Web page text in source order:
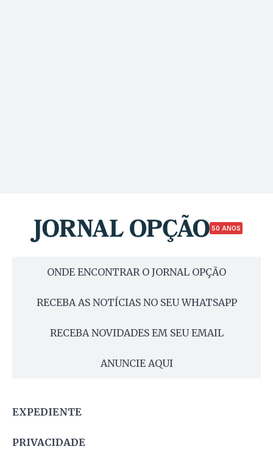
50 ANOS
ONDE ENCONTRAR O JORNAL OPÇÃO
RECEBA AS NOTÍCIAS NO SEU WHATSAPP
RECEBA NOVIDADES EM SEU EMAIL
ANUNCIE AQUI
EXPEDIENTE
PRIVACIDADE